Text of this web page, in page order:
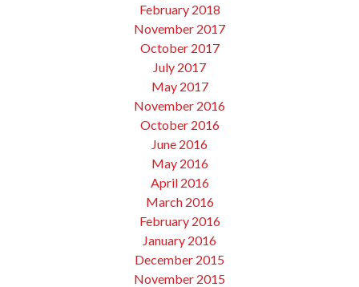
February 2018
November 2017
October 2017
July 2017
May 2017
November 2016
October 2016
June 2016
May 2016
April 2016
March 2016
February 2016
January 2016
December 2015
November 2015